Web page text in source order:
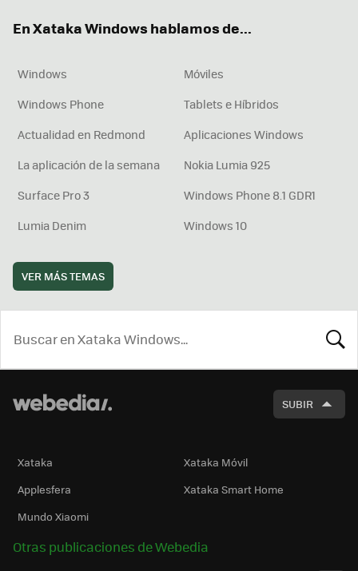
En Xataka Windows hablamos de...
Windows
Móviles
Windows Phone
Tablets e Híbridos
Actualidad en Redmond
Aplicaciones Windows
La aplicación de la semana
Nokia Lumia 925
Surface Pro 3
Windows Phone 8.1 GDR1
Lumia Denim
Windows 10
VER MÁS TEMAS
SUBIR
Xataka
Xataka Móvil
Applesfera
Xataka Smart Home
Mundo Xiaomi
Otras publicaciones de Webedia